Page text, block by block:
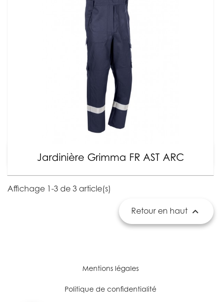
Jardinière Grimma FR AST ARC
Affichage 1-3 de 3 article(s)
Retour en haut 
Mentions légales
Politique de confidentialité